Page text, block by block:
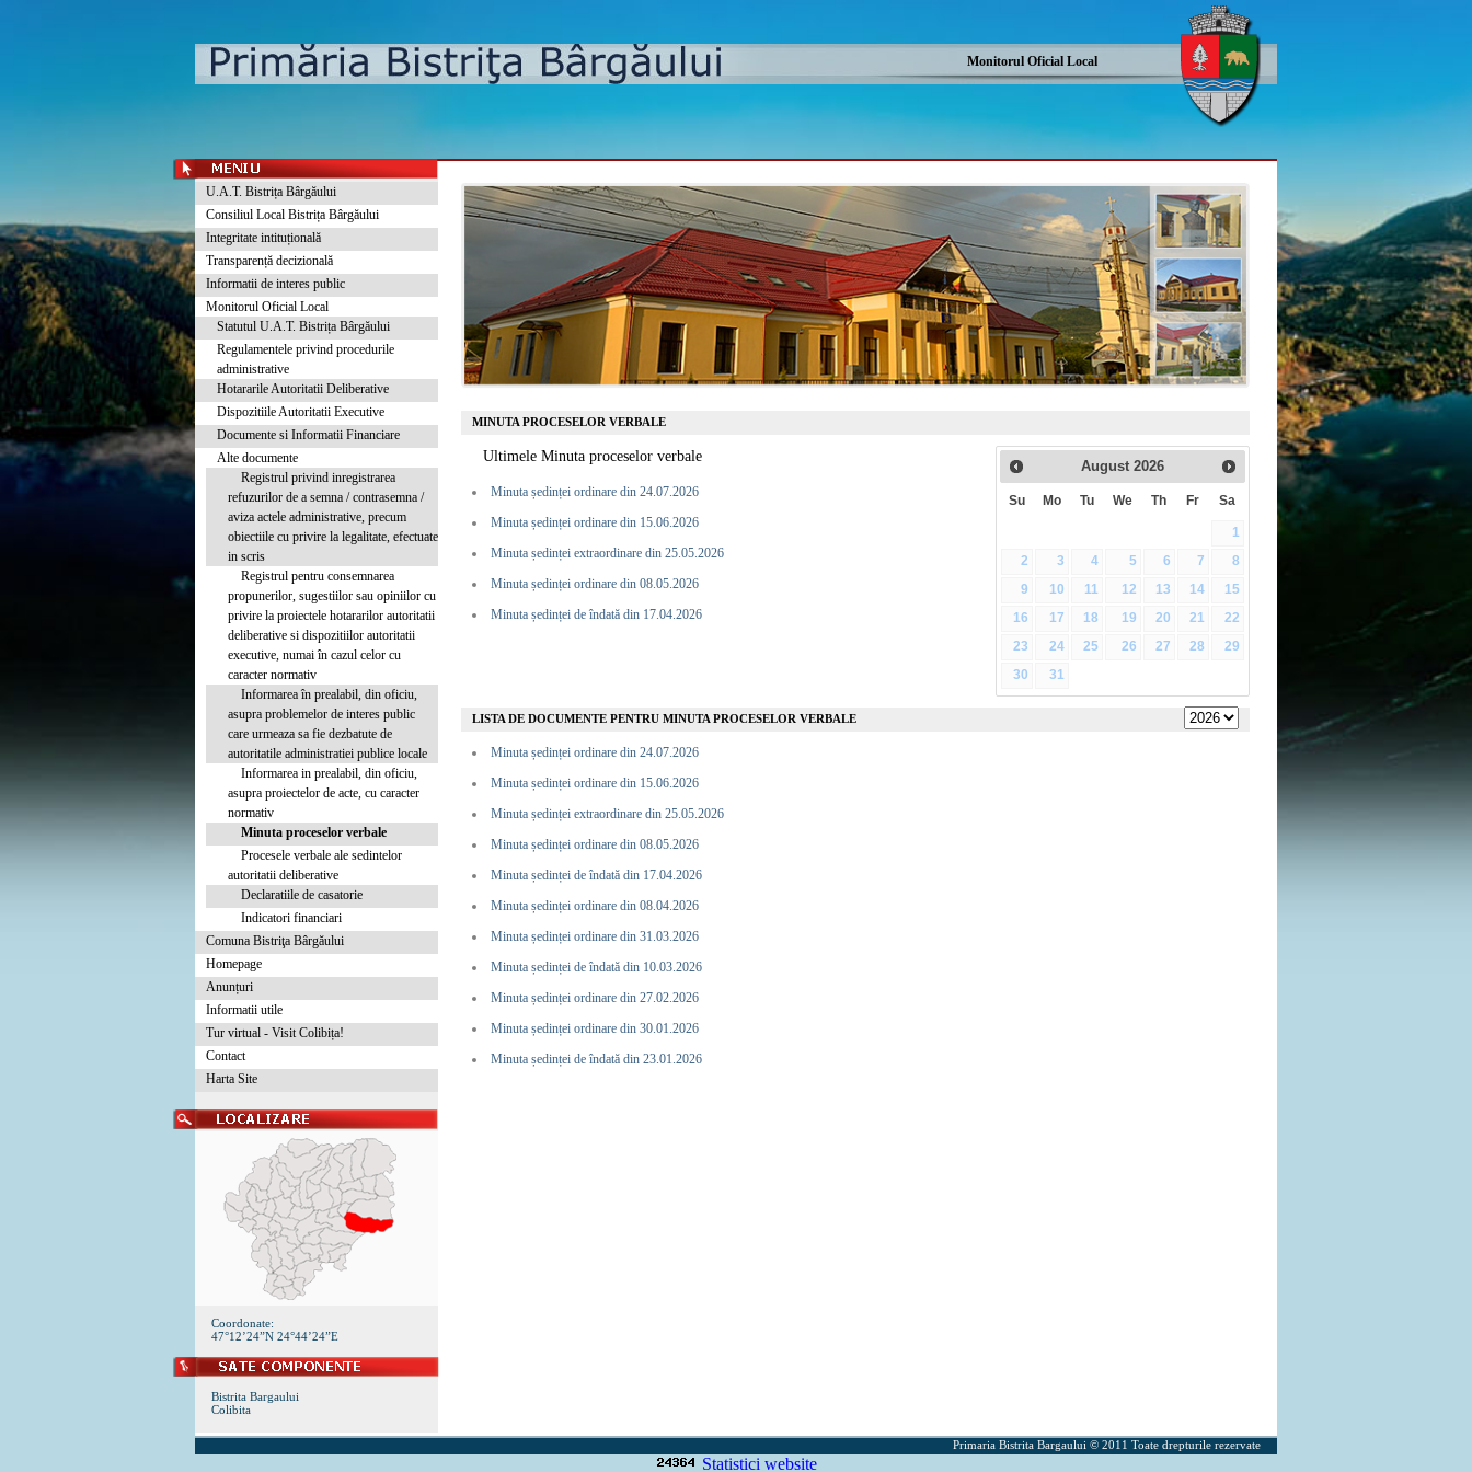
Monitorul Oficial Local
U.A.T. Bistrița Bârgăului
Consiliul Local Bistrița Bârgăului
Integritate intituțională
Transparență decizională
Informatii de interes public
Monitorul Oficial Local
Statutul U.A.T. Bistrița Bârgăului
Regulamentele privind procedurile
administrative
Hotararile Autoritatii Deliberative
Dispozitiile Autoritatii Executive
Documente si Informatii Financiare
Alte documente
Registrul privind inregistrarea
refuzurilor de a semna / contrasemna /
aviza actele administrative, precum
obiectiile cu privire la legalitate, efectuate
in scris
Registrul pentru consemnarea
propunerilor, sugestiilor sau opiniilor cu
privire la proiectele hotararilor autoritatii
deliberative si dispozitiilor autoritatii
executive, numai în cazul celor cu
caracter normativ
Informarea în prealabil, din oficiu,
asupra problemelor de interes public
care urmeaza sa fie dezbatute de
autoritatile administratiei publice locale
Informarea in prealabil, din oficiu,
asupra proiectelor de acte, cu caracter
normativ
Minuta proceselor verbale
Procesele verbale ale sedintelor
autoritatii deliberative
Declaratiile de casatorie
Indicatori financiari
Comuna Bistriţa Bârgăului
Homepage
Anunțuri
Informatii utile
Tur virtual - Visit Colibița!
Contact
Harta Site
Coordonate:
47°12’24”N 24°44’24”E
Bistrita Bargaului
Colibita
MINUTA PROCESELOR VERBALE
Ultimele Minuta proceselor verbale
Minuta ședinței ordinare din 24.07.2026
Minuta ședinței ordinare din 15.06.2026
Minuta ședinței extraordinare din 25.05.2026
Minuta ședinței ordinare din 08.05.2026
Minuta ședinței de îndată din 17.04.2026
August 2026
Su Mo Tu We Th Fr Sa
1
2
3 4 5 6 7
8
9
10 11 12 13 14
15
16
17 18 19 20 21
22
23
24 25 26 27 28
29
30
31
LISTA DE DOCUMENTE PENTRU MINUTA PROCESELOR VERBALE
Minuta ședinței ordinare din 24.07.2026
Minuta ședinței ordinare din 15.06.2026
Minuta ședinței extraordinare din 25.05.2026
Minuta ședinței ordinare din 08.05.2026
Minuta ședinței de îndată din 17.04.2026
Minuta ședinței ordinare din 08.04.2026
Minuta ședinței ordinare din 31.03.2026
Minuta ședinței de îndată din 10.03.2026
Minuta ședinței ordinare din 27.02.2026
Minuta ședinței ordinare din 30.01.2026
Minuta ședinței de îndată din 23.01.2026
Primaria Bistrita Bargaului © 2011 Toate drepturile rezervate
Statistici website